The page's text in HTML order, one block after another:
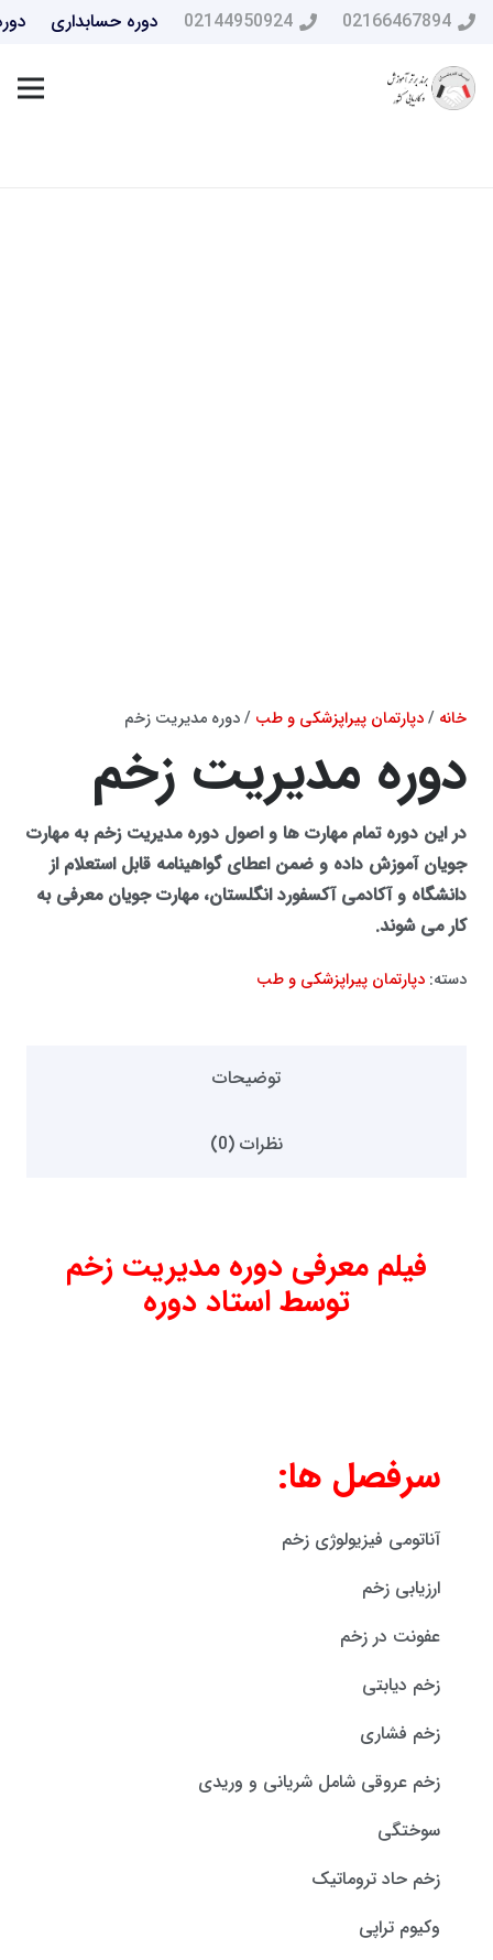
02166467894
02144950924 دوره حسابداری
خانه /دپارتمان پیراپزشکی و طب / دوره مدیریت زخم
دوره مدیریت زخم
در این دوره تمام مهارت ها و اصول دوره مدیریت زخم به مهارت
جویان آموزش داده و ضمن اعطای گواهینامه قابل استعلام از
دانشگاه و آکادمی آکسفورد انگلستان، مهارت جویان معرفی به
کار می شوند.
دسته: دپارتمان پیراپزشکی و طب
توضیحات
نظرات (0)
فیلم معرفی دوره مدیریت زخم
توسط استاد دوره
سرفصل ها:
آناتومی فیزیولوژی زخم
ارزیابی زخم
عفونت در زخم
زخم دیابتی
زخم فشاری
زخم عروقی شامل شریانی و وریدی
سوختگی
زخم حاد تروماتیک
وکیوم تراپی